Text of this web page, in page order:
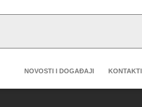
Header
NOVOSTI I DOGAĐAJI KONTAKTI